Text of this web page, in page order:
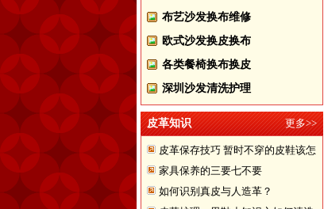
布艺沙发换布维修
欧式沙发换皮换布
各类餐椅换布换皮
深圳沙发清洗护理
皮革知识 更多>>
皮革保存技巧 暂时不穿的皮鞋该怎
样储存
家具保养的三要七不要
如何识别真皮与人造革？